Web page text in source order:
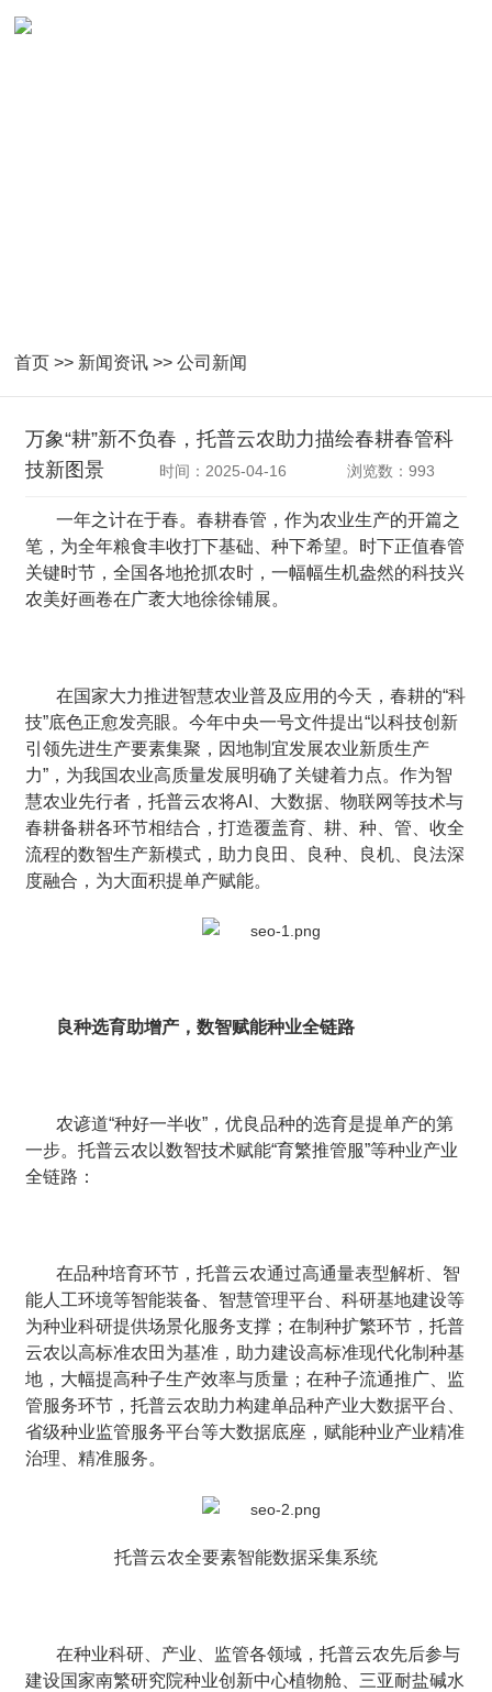
首页 >> 新闻资讯 >>公司新闻
万象“耕”新不负春，托普云农助力描绘春耕春管科
技新图景
时间：2025-04-16 浏览数：993
一年之计在于春。春耕春管，作为农业生产的开篇之
笔，为全年粮食丰收打下基础、种下希望。时下正值春管
关键时节，全国各地抢抓农时，一幅幅生机盎然的科技兴
农美好画卷在广袤大地徐徐铺展。
在国家大力推进智慧农业普及应用的今天，春耕的“科
技”底色正愈发亮眼。今年中央一号文件提出“以科技创新
引领先进生产要素集聚，因地制宜发展农业新质生产
力”，为我国农业高质量发展明确了关键着力点。作为智
慧农业先行者，托普云农将AI、大数据、物联网等技术与
春耕备耕各环节相结合，打造覆盖育、耕、种、管、收全
流程的数智生产新模式，助力良田、良种、良机、良法深
度融合，为大面积提单产赋能。
良种选育助增产，数智赋能种业全链路
农谚道“种好一半收”，优良品种的选育是提单产的第
一步。托普云农以数智技术赋能“育繁推管服”等种业产业
全链路：
在品种培育环节，托普云农通过高通量表型解析、智
能人工环境等智能装备、智慧管理平台、科研基地建设等
为种业科研提供场景化服务支撑；在制种扩繁环节，托普
云农以高标准农田为基准，助力建设高标准现代化制种基
地，大幅提高种子生产效率与质量；在种子流通推广、监
管服务环节，托普云农助力构建单品种产业大数据平台、
省级种业监管服务平台等大数据底座，赋能种业产业精准
治理、精准服务。
托普云农全要素智能数据采集系统
在种业科研、产业、监管各领域，托普云农先后参与
建设国家南繁研究院种业创新中心植物舱、三亚耐盐碱水